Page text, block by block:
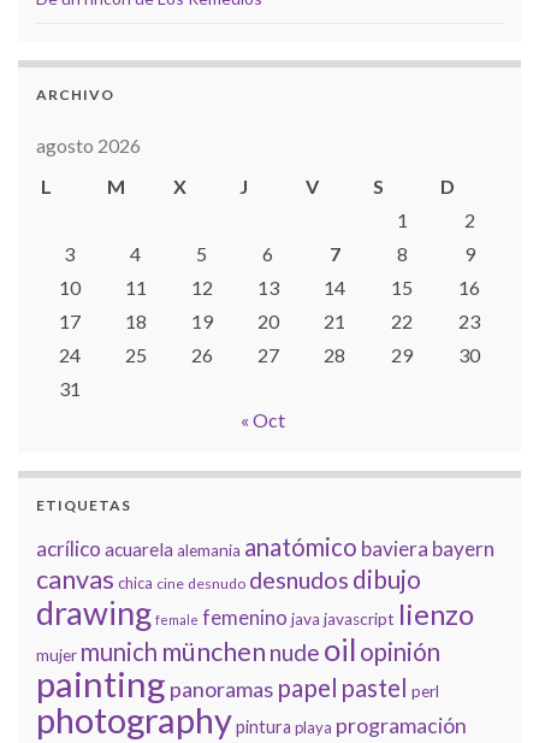
ARCHIVO
agosto 2026
L
M X J V S
D
1
2
3
4 5 6 7 8
9
10
11 12 13 14 15
16
17
18 19 20 21 22
23
24
25 26 27 28 29
30
31
« Oct
ETIQUETAS
acrílico acuarela alemania anatómico baviera bayern
canvas chica cine desnudo desnudos dibujo
drawing female femenino java javascript lienzo
mujer munich münchen nude oil opinión
painting panoramas papel pastel perl
photographypintura playa programación